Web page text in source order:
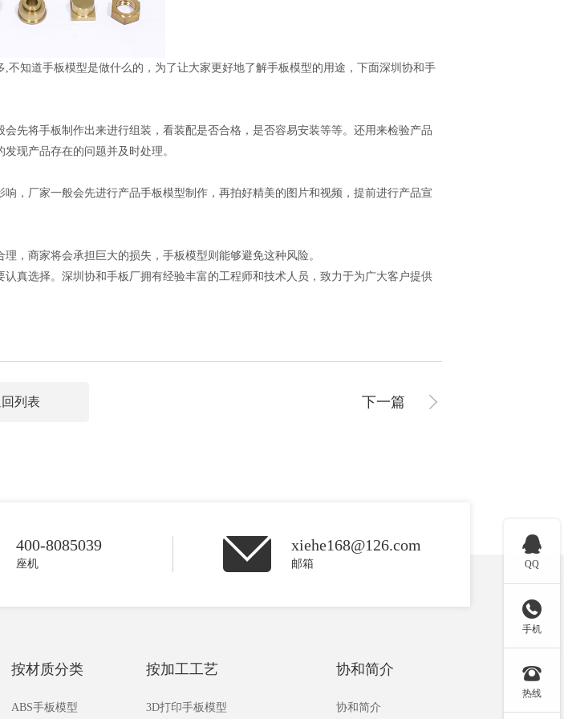
知道手板模型是做什么的，为了让大家更好地了解手板模型的用途，下面深圳协和手
先将手板制作出来进行组装，看装配是否合格，是否容易安装等等。还用来检验产品
现产品存在的问题并及时处理。
，厂家一般会先进行产品手板模型制作，再拍好精美的图片和视频，提前进行产品宣
，商家将会承担巨大的损失，手板模型则能够避免这种风险。
真选择。深圳协和手板厂拥有经验丰富的工程师和技术人员，致力于为广大客户提供
列表 下一篇
400-8085039
座机
xiehe168@126.com
邮箱
按材质分类
ABS手板模型
按加工工艺
3D打印手板模型
协和简介
协和简介

QQ

手机

热线